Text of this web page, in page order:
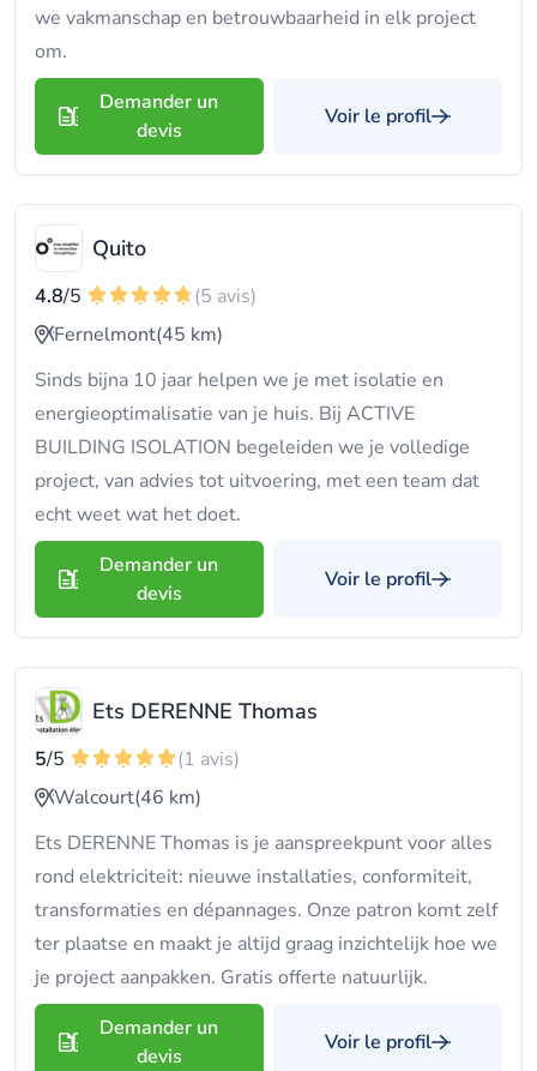
we vakmanschap en betrouwbaarheid in elk project
om.
Demander un
devis
Voir le profil
Quito
4.8/5
(5 avis)
Fernelmont(45 km)
Sinds bijna 10 jaar helpen we je met isolatie en
energieoptimalisatie van je huis. Bij ACTIVE
BUILDING ISOLATION begeleiden we je volledige
project, van advies tot uitvoering, met een team dat
echt weet wat het doet.
Demander un
devis
Voir le profil
Ets DERENNE Thomas
5/5
(1 avis)
Walcourt(46 km)
Ets DERENNE Thomas is je aanspreekpunt voor alles
rond elektriciteit: nieuwe installaties, conformiteit,
transformaties en dépannages. Onze patron komt zelf
ter plaatse en maakt je altijd graag inzichtelijk hoe we
je project aanpakken. Gratis offerte natuurlijk.
Demander un
devis
Voir le profil